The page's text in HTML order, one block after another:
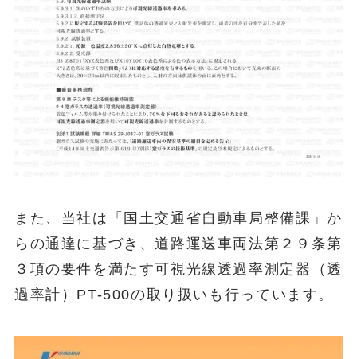
また、当社は「国土交通省自動車局整備課」か
らの通達に基づき、道路運送車両法第２９条第
３項の要件を満たす可視光線透過率測定器（透
過率計）PT-500の取り扱いも行っています。